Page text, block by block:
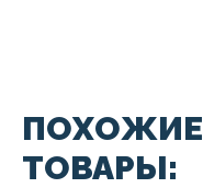
ПОХОЖИЕ
ТОВАРЫ: